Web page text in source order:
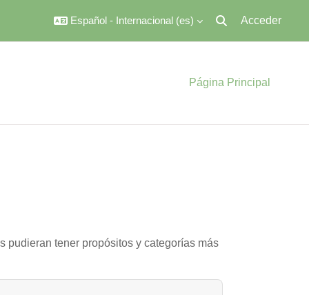
Español - Internacional ‎(es)‎
Selector de
Acceder
Página Principal
pudieran tener propósitos y categorías más